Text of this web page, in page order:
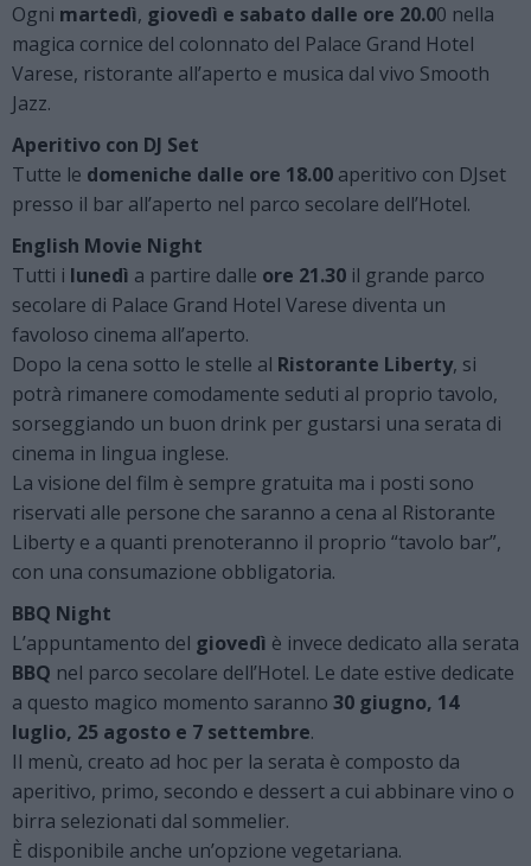
Ogni martedì, giovedì e sabato dalle ore 20.00 nella
magica cornice del colonnato del Palace Grand Hotel
Varese, ristorante all’aperto e musica dal vivo Smooth
Jazz.
Aperitivo con DJ Set
Tutte le domeniche dalle ore 18.00 aperitivo con DJset
presso il bar all’aperto nel parco secolare dell’Hotel.
English Movie Night
Tutti i lunedì a partire dalle ore 21.30 il grande parco
secolare di Palace Grand Hotel Varese diventa un
favoloso cinema all’aperto.
Dopo la cena sotto le stelle al Ristorante Liberty, si
potrà rimanere comodamente seduti al proprio tavolo,
sorseggiando un buon drink per gustarsi una serata di
cinema in lingua inglese.
La visione del film è sempre gratuita ma i posti sono
riservati alle persone che saranno a cena al Ristorante
Liberty e a quanti prenoteranno il proprio “tavolo bar”,
con una consumazione obbligatoria.
BBQ Night
L’appuntamento del giovedì è invece dedicato alla serata
BBQ nel parco secolare dell’Hotel. Le date estive dedicate
a questo magico momento saranno 30 giugno, 14
luglio, 25 agosto e 7 settembre.
Il menù, creato ad hoc per la serata è composto da
aperitivo, primo, secondo e dessert a cui abbinare vino o
birra selezionati dal sommelier.
È disponibile anche un’opzione vegetariana.